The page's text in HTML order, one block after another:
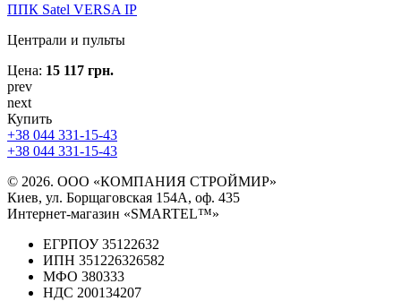
ППК Satel VERSA IP
Централи и пульты
Цена: 15 117 грн.
prev
next
Купить
+38 044 331-15-43
+38 044 331-15-43
© 2026. ООО «КОМПАНИЯ СТРОЙМИР»
Киев, ул. Борщаговская 154А, оф. 435
Интернет-магазин «SMARTEL™»
ЕГРПОУ 35122632
ИПН 351226326582
МФО 380333
НДС 200134207